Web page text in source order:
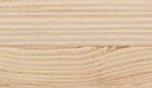
の記事
記事
の記事
の記事
記事
の記事
記事
記事